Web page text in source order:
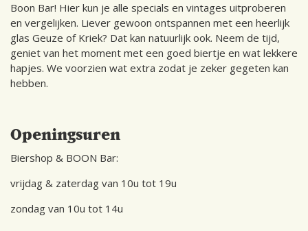
Boon Bar! Hier kun je alle specials en vintages uitproberen
en vergelijken. Liever gewoon ontspannen met een heerlijk
glas Geuze of Kriek? Dat kan natuurlijk ook. Neem de tijd,
geniet van het moment met een goed biertje en wat lekkere
hapjes. We voorzien wat extra zodat je zeker gegeten kan
hebben.
Openingsuren
Biershop & BOON Bar:
vrijdag & zaterdag van 10u tot 19u
zondag van 10u tot 14u